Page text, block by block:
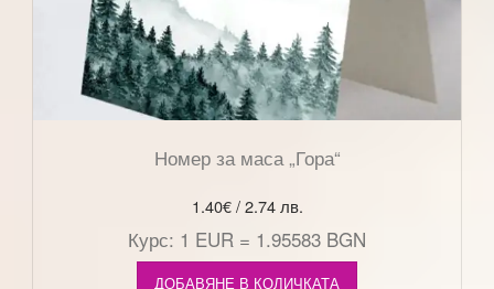
Номер за маса „Гора“
1.40€/ 2.74 лв.
Курс: 1 EUR = 1.95583 BGN
ДОБАВЯНЕ В КОЛИЧКАТА